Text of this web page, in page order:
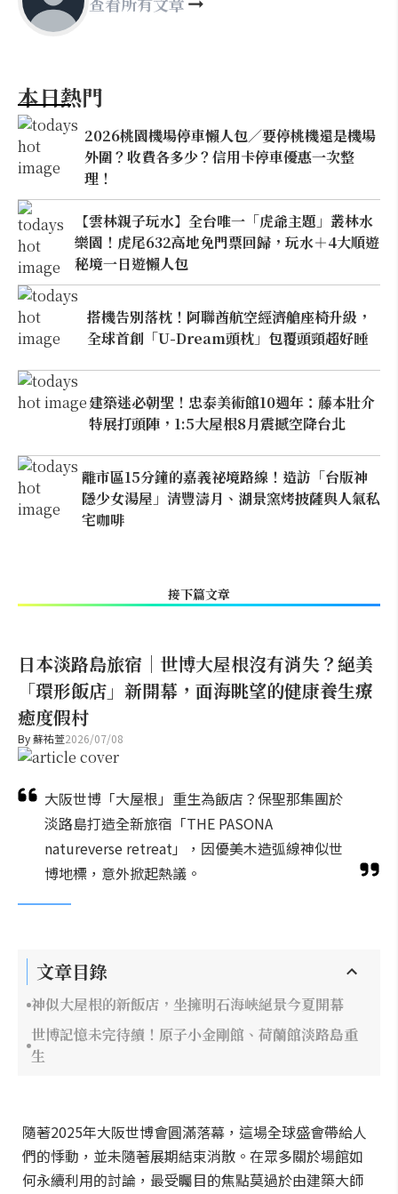
本日熱門
2026桃園機場停車懶人包／要停桃機還是機場
外圍？收費各多少？信用卡停車優惠一次整
理！
【雲林親子玩水】全台唯一「虎爺主題」叢林水
樂園！虎尾632高地免門票回歸，玩水＋4大順遊
秘境一日遊懶人包
搭機告別落枕！阿聯酋航空經濟艙座椅升級，
全球首創「U-Dream頭枕」包覆頭頸超好睡
建築迷必朝聖！忠泰美術館10週年：藤本壯介
特展打頭陣，1:5大屋根8月震撼空降台北
離市區15分鐘的嘉義祕境路線！造訪「台版神
隱少女湯屋」清豐濤月、湖景窯烤披薩與人氣私
宅咖啡
接下篇文章
日本淡路島旅宿｜世博大屋根沒有消失？絕美
「環形飯店」新開幕，面海眺望的健康養生療
癒度假村
By蘇祐萱2026/07/08
大阪世博「大屋根」重生為飯店？保聖那集團於
淡路島打造全新旅宿「THE PASONA
natureverse retreat」，因優美木造弧線神似世
博地標，意外掀起熱議。
文章目錄
神似大屋根的新飯店，坐擁明石海峽絕景今夏開幕
世博記憶未完待續！原子小金剛館、荷蘭館淡路島重
生
隨著2025年大阪世博會圓滿落幕，這場全球盛會帶給人
們的悸動，並未隨著展期結束消散。在眾多關於場館如
何永續利用的討論，最受矚目的焦點莫過於由建築大師